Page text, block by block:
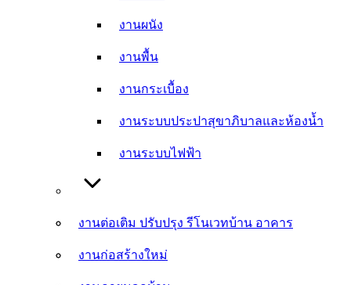
งานผนัง
งานพื้น
งานกระเบื้อง
งานระบบประปาสุขาภิบาลและห้องน้ำ
งานระบบไฟฟ้า
งานต่อเติม ปรับปรุง รีโนเวทบ้าน อาคาร
งานก่อสร้างใหม่
งานพื้น
งานกระเบื้อง
งานระบบประปาสุขาภิบาลและห้องน้ำ
งานระบบไฟฟ้า
งานต่อเติม ปรับปรุง รีโนเวทบ้าน อาคาร
งานก่อสร้างใหม่
งานภายนอกบ้าน